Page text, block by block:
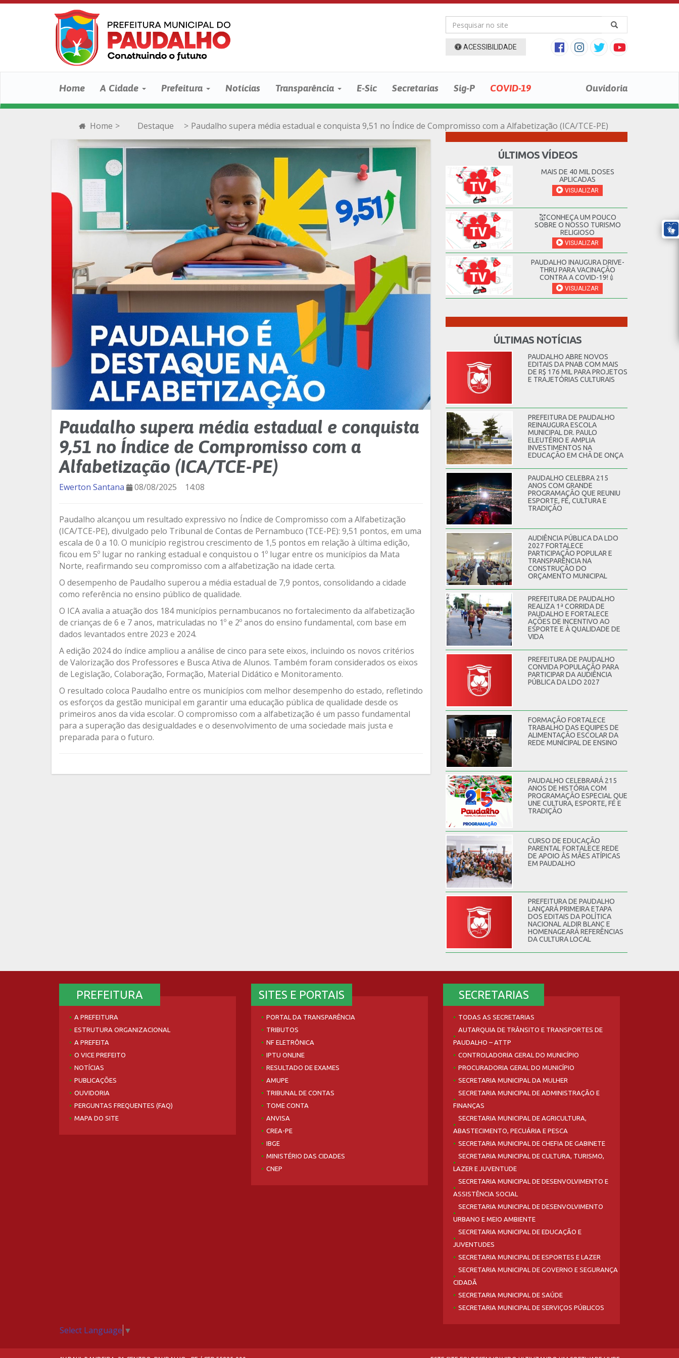
ACESSIBILIDADE
Home A Cidade Prefeitura Notícias Transparência E-Sic Secretarias Sig-P COVID-19 Ouvidoria
Home > Destaque > Paudalho supera média estadual e conquista 9,51 no Índice de Compromisso com a Alfabetização (ICA/TCE-PE)
Paudalho supera média estadual e conquista
9,51 no Índice de Compromisso com a
Alfabetização (ICA/TCE-PE)
Ewerton Santana 08/08/2025 14:08
Paudalho alcançou um resultado expressivo no Índice de Compromisso com a Alfabetização
(ICA/TCE-PE), divulgado pelo Tribunal de Contas de Pernambuco (TCE-PE): 9,51 pontos, em uma
escala de 0 a 10. O município registrou crescimento de 1,5 pontos em relação à última edição,
ficou em 5º lugar no ranking estadual e conquistou o 1º lugar entre os municípios da Mata
Norte, reafirmando seu compromisso com a alfabetização na idade certa.
O desempenho de Paudalho superou a média estadual de 7,9 pontos, consolidando a cidade
como referência no ensino público de qualidade.
O ICA avalia a atuação dos 184 municípios pernambucanos no fortalecimento da alfabetização
de crianças de 6 e 7 anos, matriculadas no 1º e 2º anos do ensino fundamental, com base em
dados levantados entre 2023 e 2024.
A edição 2024 do índice ampliou a análise de cinco para sete eixos, incluindo os novos critérios
de Valorização dos Professores e Busca Ativa de Alunos. Também foram considerados os eixos
de Legislação, Colaboração, Formação, Material Didático e Monitoramento.
O resultado coloca Paudalho entre os municípios com melhor desempenho do estado, refletindo
os esforços da gestão municipal em garantir uma educação pública de qualidade desde os
primeiros anos da vida escolar. O compromisso com a alfabetização é um passo fundamental
para a superação das desigualdades e o desenvolvimento de uma sociedade mais justa e
preparada para o futuro.
ÚLTIMOS VÍDEOS
MAIS DE 40 MIL DOSES
APLICADAS
VISUALIZAR
💒CONHEÇA UM POUCO
SOBRE O NOSSO TURISMO
RELIGIOSO
VISUALIZAR
PAUDALHO INAUGURA DRIVE-
THRU PARA VACINAÇÃO
CONTRA A COVID-19!💉
VISUALIZAR
ÚLTIMAS NOTÍCIAS
PAUDALHO ABRE NOVOS
EDITAIS DA PNAB COM MAIS
DE R$ 176 MIL PARA PROJETOS
E TRAJETÓRIAS CULTURAIS
PREFEITURA DE PAUDALHO
REINAUGURA ESCOLA
MUNICIPAL DR. PAULO
ELEUTÉRIO E AMPLIA
INVESTIMENTOS NA
EDUCAÇÃO EM CHÃ DE ONÇA
PAUDALHO CELEBRA 215
ANOS COM GRANDE
PROGRAMAÇÃO QUE REUNIU
ESPORTE, FÉ, CULTURA E
TRADIÇÃO
AUDIÊNCIA PÚBLICA DA LDO
2027 FORTALECE
PARTICIPAÇÃO POPULAR E
TRANSPARÊNCIA NA
CONSTRUÇÃO DO
ORÇAMENTO MUNICIPAL
PREFEITURA DE PAUDALHO
REALIZA 1ª CORRIDA DE
PAUDALHO E FORTALECE
AÇÕES DE INCENTIVO AO
ESPORTE E À QUALIDADE DE
VIDA
PREFEITURA DE PAUDALHO
CONVIDA POPULAÇÃO PARA
PARTICIPAR DA AUDIÊNCIA
PÚBLICA DA LDO 2027
FORMAÇÃO FORTALECE
TRABALHO DAS EQUIPES DE
ALIMENTAÇÃO ESCOLAR DA
REDE MUNICIPAL DE ENSINO
PAUDALHO CELEBRARÁ 215
ANOS DE HISTÓRIA COM
PROGRAMAÇÃO ESPECIAL QUE
UNE CULTURA, ESPORTE, FÉ E
TRADIÇÃO
CURSO DE EDUCAÇÃO
PARENTAL FORTALECE REDE
DE APOIO ÀS MÃES ATÍPICAS
EM PAUDALHO
PREFEITURA DE PAUDALHO
LANÇARÁ PRIMEIRA ETAPA
DOS EDITAIS DA POLÍTICA
NACIONAL ALDIR BLANC E
HOMENAGEARÁ REFERÊNCIAS
DA CULTURA LOCAL
PREFEITURA
A PREFEITURA
ESTRUTURA ORGANIZACIONAL
A PREFEITA
O VICE PREFEITO
NOTÍCIAS
PUBLICAÇÕES
OUVIDORIA
PERGUNTAS FREQUENTES (FAQ)
MAPA DO SITE
SITES E PORTAIS
PORTAL DA TRANSPARÊNCIA
TRIBUTOS
NF ELETRÔNICA
IPTU ONLINE
RESULTADO DE EXAMES
AMUPE
TRIBUNAL DE CONTAS
TOME CONTA
ANVISA
CREA-PE
IBGE
MINISTÉRIO DAS CIDADES
CNEP
SECRETARIAS
TODAS AS SECRETARIAS
AUTARQUIA DE TRÂNSITO E TRANSPORTES DE
PAUDALHO – ATTP
CONTROLADORIA GERAL DO MUNICÍPIO
PROCURADORIA GERAL DO MUNICÍPIO
SECRETARIA MUNICIPAL DA MULHER
SECRETARIA MUNICIPAL DE ADMINISTRAÇÃO E
FINANÇAS
SECRETARIA MUNICIPAL DE AGRICULTURA,
ABASTECIMENTO, PECUÁRIA E PESCA
SECRETARIA MUNICIPAL DE CHEFIA DE GABINETE
SECRETARIA MUNICIPAL DE CULTURA, TURISMO,
LAZER E JUVENTUDE
SECRETARIA MUNICIPAL DE DESENVOLVIMENTO E
ASSISTÊNCIA SOCIAL
SECRETARIA MUNICIPAL DE DESENVOLVIMENTO
URBANO E MEIO AMBIENTE
SECRETARIA MUNICIPAL DE EDUCAÇÃO E
JUVENTUDES
SECRETARIA MUNICIPAL DE ESPORTES E LAZER
SECRETARIA MUNICIPAL DE GOVERNO E SEGURANÇA
CIDADÃ
SECRETARIA MUNICIPAL DE SAÚDE
SECRETARIA MUNICIPAL DE SERVIÇOS PÚBLICOS
Select Language ▼